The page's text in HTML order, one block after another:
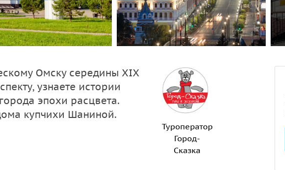
Омску середины XIX
узнаете истории
эпохи расцвета.
купчихи Шаниной.
Туроператор
Город-
Сказка